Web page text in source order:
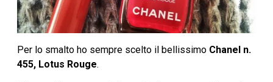
Per lo smalto ho sempre scelto il bellissimo Chanel n.
455, Lotus Rouge.